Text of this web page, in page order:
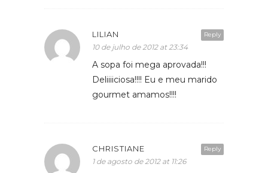
Reply
LILIAN
10 de julho de 2012 at 23:34
A sopa foi mega aprovada!!!
Deliiiiciosa!!!! Eu e meu marido
gourmet amamos!!!!
Reply
CHRISTIANE
1 de agosto de 2012 at 11:26